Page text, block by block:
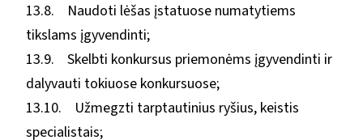
13.8. Naudoti lėšas įstatuose numatytiems
tikslams įgyvendinti;
13.9. Skelbti konkursus priemonėms įgyvendinti ir
dalyvauti tokiuose konkursuose;
13.10. Užmegzti tarptautinius ryšius, keistis
specialistais;